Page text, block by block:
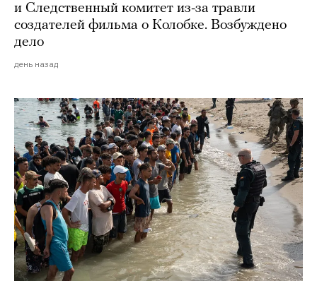
и Следственный комитет из-за травли
создателей фильма о Колобке. Возбуждено
дело
день назад